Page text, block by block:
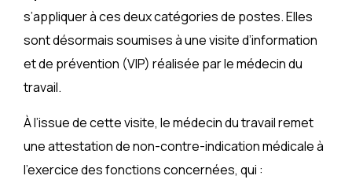
s’appliquer à ces deux catégories de postes. Elles
sont désormais soumises à une visite d’information
et de prévention (VIP) réalisée par le médecin du
travail.
À l’issue de cette visite, le médecin du travail remet
une attestation de non-contre-indication médicale à
l’exercice des fonctions concernées, qui :